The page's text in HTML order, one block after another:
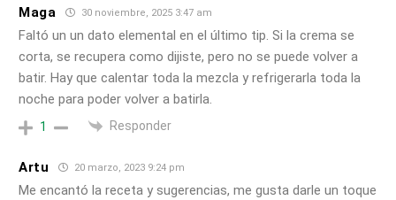
Maga 30 noviembre, 2025 3:47 am
Faltó un un dato elemental en el último tip. Si la crema se
corta, se recupera como dijiste, pero no se puede volver a
batir. Hay que calentar toda la mezcla y refrigerarla toda la
noche para poder volver a batirla.
1 Responder
Artu 20 marzo, 2023 9:24 pm
Me encantó la receta y sugerencias, me gusta darle un toque